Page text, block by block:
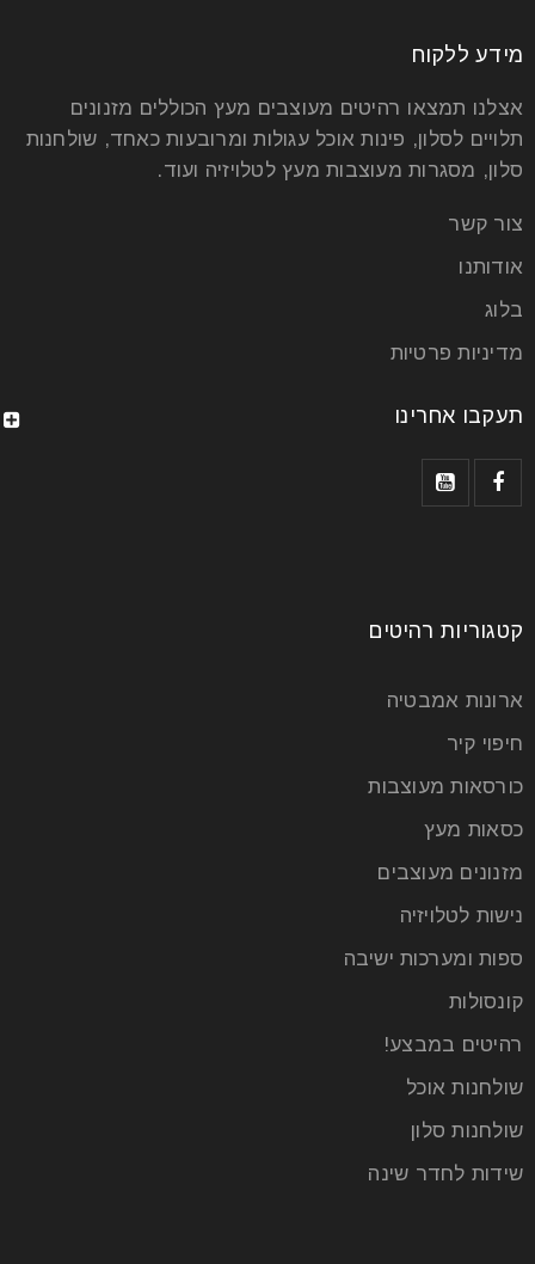
מזנונים מודרניים לסלון ולמשרד
27
מזנונים מודרניים – המינימליזם שולט בשנות השבעים,
נכנס אליו
מזנונים מעוצבים בהתאמה אישית
31
מרץ
– בצורה אחרת. יש המחפשים את העיצוב
מידע ללקוח
אצלנו תמצאו רהיטים מעוצבים מעץ הכוללים מזנונים
תלויים לסלון, פינות אוכל עגולות ומרובעות כאחד, שולחנות
סלון, מסגרות מעוצבות מעץ לטלויזיה ועוד.
צור קשר
אודותנו
בלוג
מדיניות פרטיות
תעקבו אחרינו
קטגוריות רהיטים
ארונות אמבטיה
חיפוי קיר
כורסאות מעוצבות
כסאות מעץ
מזנונים מעוצבים
נישות לטלויזיה
ספות ומערכות ישיבה
קונסולות
רהיטים במבצע!
שולחנות אוכל
שולחנות סלון
שידות לחדר שינה